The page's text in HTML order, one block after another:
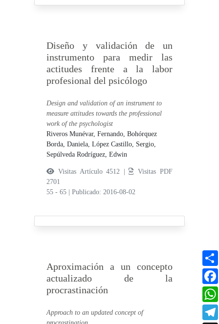
Diseño y validación de un
instrumento para medir las
actitudes frente a la labor
profesional del psicólogo
Design and validation of an instrument to
measure attitudes towards the professional
work of the psychologist
Riveros Munévar, Fernando,Bohórquez
Borda, Daniela,López Castillo, Sergio,
Sepúlveda Rodríguez, Edwin
Visitas Artículo 4512 |
Visitas PDF
2701
55 - 65
|Publicado: 2016-08-02
Aproximación a un concepto
actualizado de la
procrastinación
Approach to an updated concept of